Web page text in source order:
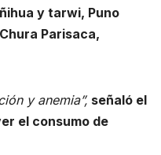
y tarwi, Puno
Parisaca,
y anemia”, señaló el
el consumo de